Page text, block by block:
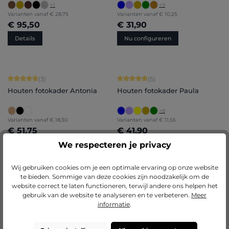
+1
Varianten vanaf € 28,75
€ 95,50
Details
+9
Varianten vanaf € 10,25
€ 31,90
Nu configureren
Gemiddelde score van 5 op 5 sterren
(3)
Houten fotokader Antonia
Varianten vanaf € 18,30
€ 51,75
Nu configureren
Gemiddelde score van 5 op 5 sterren
(5)
Houten fotokader Paula
+8
Varianten vanaf € 11,55
€ 41,90
Nu configureren
Gemiddelde score van 5 op 5 sterren
(1)
Houten fotokader Fiona met
Gemiddelde score van 5 op 5 sterren
(5)
Ovale fotokader Karla
We respecteren je privacy
Wij gebruiken cookies om je een optimale ervaring op onze website
te bieden. Sommige van deze cookies zijn noodzakelijk om de
website correct te laten functioneren, terwijl andere ons helpen het
gebruik van de website te analyseren en te verbeteren. Meer
informatie.